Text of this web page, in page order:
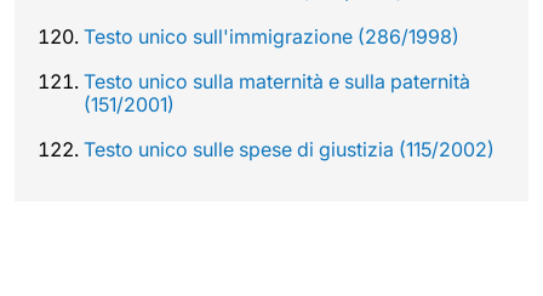
Testo unico sull'immigrazione (286/1998)
Testo unico sulla maternità e sulla paternità
(151/2001)
Testo unico sulle spese di giustizia (115/2002)